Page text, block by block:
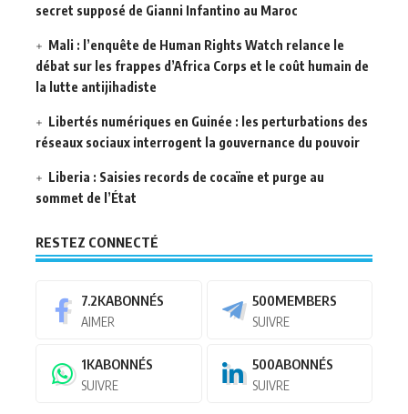
secret supposé de Gianni Infantino au Maroc
Mali : l’enquête de Human Rights Watch relance le
débat sur les frappes d’Africa Corps et le coût humain de
la lutte antijihadiste
Libertés numériques en Guinée : les perturbations des
réseaux sociaux interrogent la gouvernance du pouvoir
Liberia : Saisies records de cocaïne et purge au
sommet de l’État
RESTEZ CONNECTÉ
7.2KABONNÉS
AIMER
500MEMBERS
SUIVRE
1KABONNÉS
SUIVRE
500ABONNÉS
SUIVRE